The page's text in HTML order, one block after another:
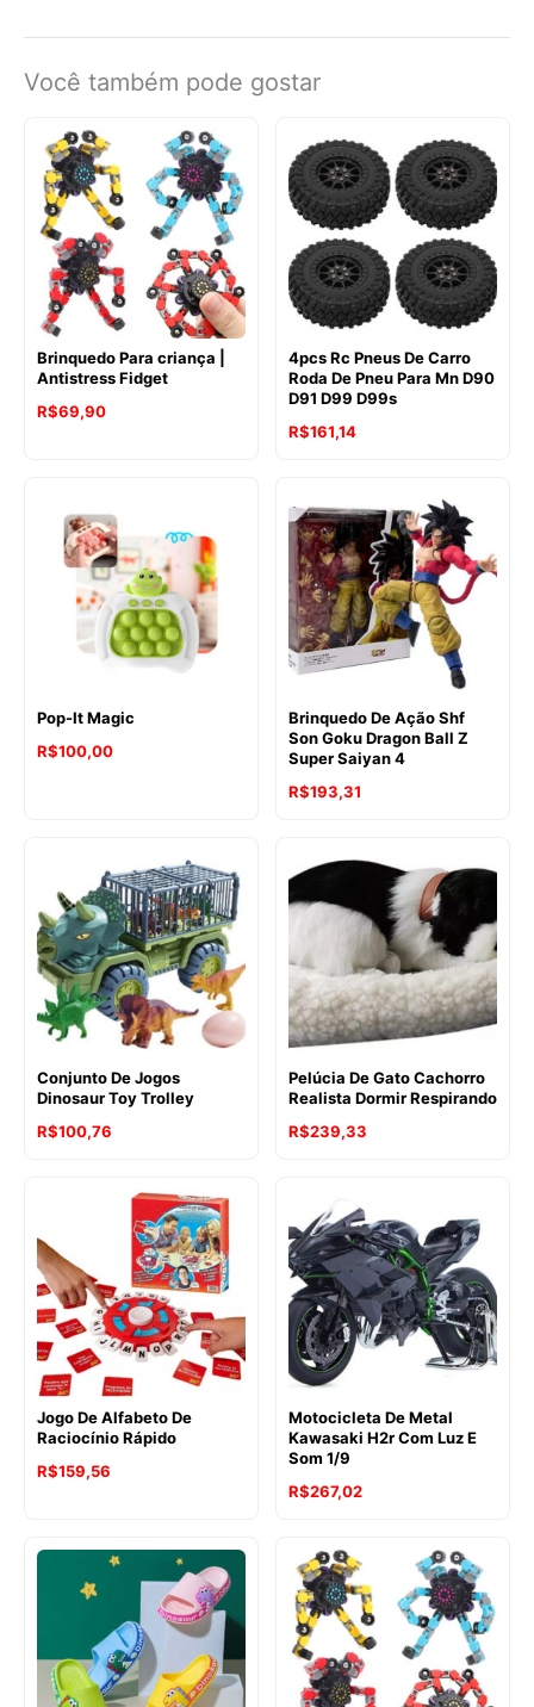
Você também pode gostar
Brinquedo Para criança |
Antistress Fidget
R$69,90
4pcs Rc Pneus De Carro
Roda De Pneu Para Mn D90
D91 D99 D99s
R$161,14
Pop-It Magic
R$100,00
Brinquedo De Ação Shf
Son Goku Dragon Ball Z
Super Saiyan 4
R$193,31
Conjunto De Jogos
Dinosaur Toy Trolley
R$100,76
Pelúcia De Gato Cachorro
Realista Dormir Respirando
R$239,33
Jogo De Alfabeto De
Raciocínio Rápido
R$159,56
Motocicleta De Metal
Kawasaki H2r Com Luz E
Som 1/9
R$267,02